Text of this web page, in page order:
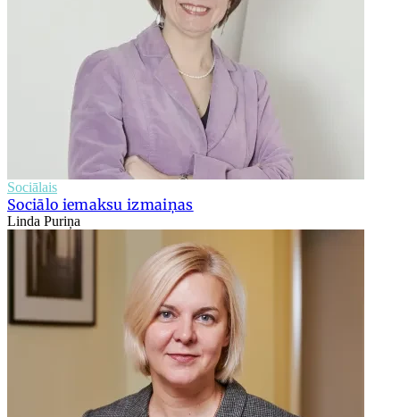
Sociālais
Sociālo iemaksu izmaiņas
Linda Puriņa